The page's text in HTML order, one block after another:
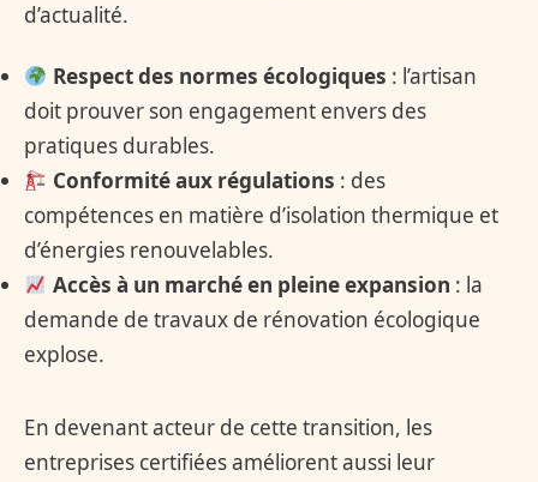
d’actualité.
Respect des normes écologiques : l’artisan
doit prouver son engagement envers des
pratiques durables.
Conformité aux régulations : des
compétences en matière d’isolation thermique et
d’énergies renouvelables.
Accès à un marché en pleine expansion : la
demande de travaux de rénovation écologique
explose.
En devenant acteur de cette transition, les
entreprises certifiées améliorent aussi leur